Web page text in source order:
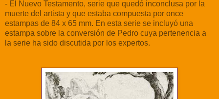
- El Nuevo Testamento, serie que quedó inconclusa por la
muerte del artista y que estaba compuesta por once
estampas de 84 x 65 mm. En esta serie se incluyó una
estampa sobre la conversión de Pedro cuya pertenencia a
la serie ha sido discutida por los expertos.